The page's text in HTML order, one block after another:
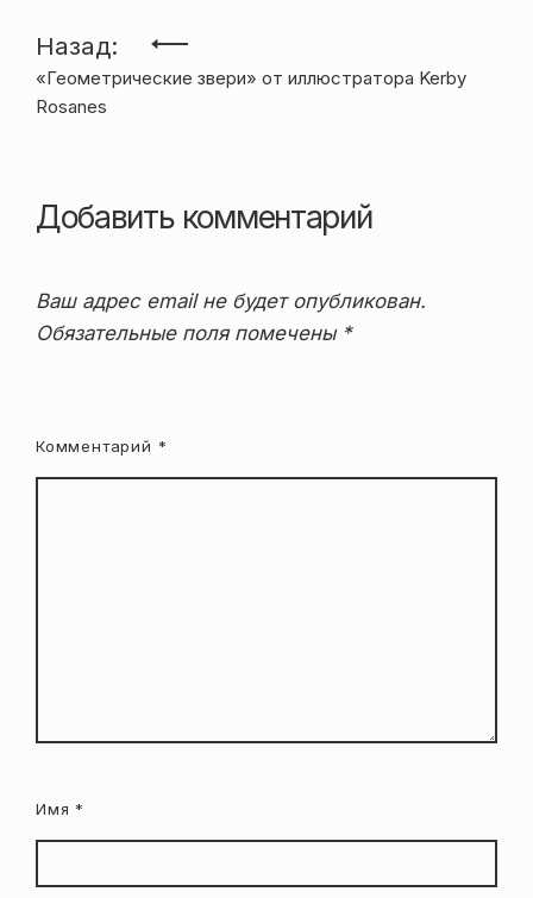
Навигация
по
Назад:
«Геометрические звери» от иллюстратора Kerby
Rosanes
Добавить комментарий
Ваш адрес email не будет опубликован.
Обязательные поля помечены *
Комментарий *
Имя *